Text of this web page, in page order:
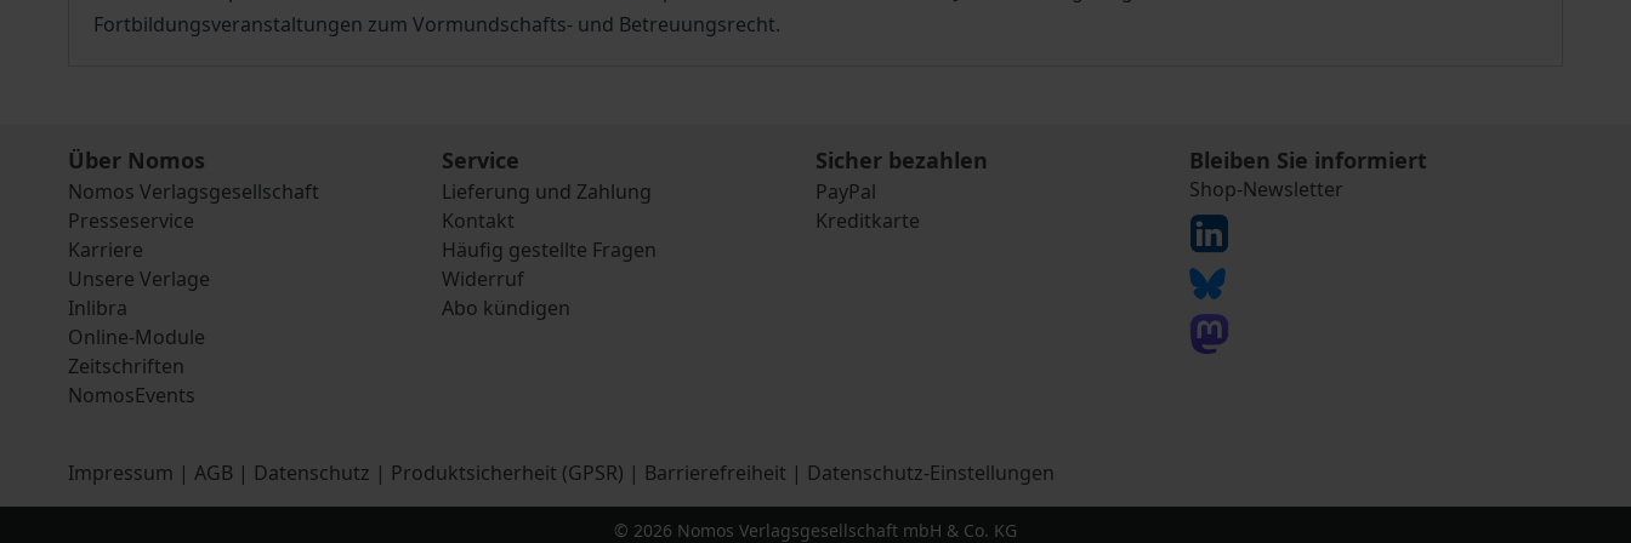
Fortbildungsveranstaltungen zum Vormundschafts- und Betreuungsrecht.
Über Nomos
Nomos Verlagsgesellschaft
Presseservice
Karriere
Unsere Verlage
Inlibra
Online-Module
Zeitschriften
NomosEvents
Service
Lieferung und Zahlung
Kontakt
Häufig gestellte Fragen
Widerruf
Abo kündigen
Sicher bezahlen
PayPal
Kreditkarte
Bleiben Sie informiert
Shop-Newsletter
Impressum | AGB | Datenschutz | Produktsicherheit (GPSR) | Barrierefreiheit | Datenschutz-Einstellungen
© 2026 Nomos Verlagsgesellschaft mbH & Co. KG